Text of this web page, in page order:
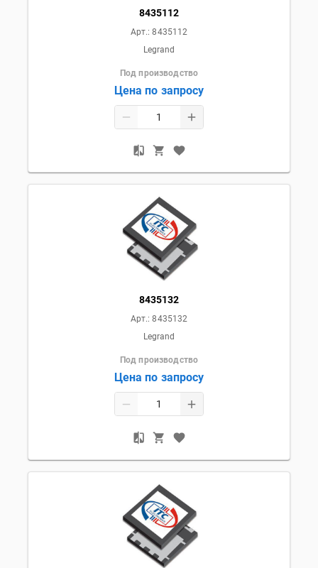
8435112
Арт.:8435112
Legrand
Под производство
Цена по запросу
8435132
Арт.:8435132
Legrand
Под производство
Цена по запросу